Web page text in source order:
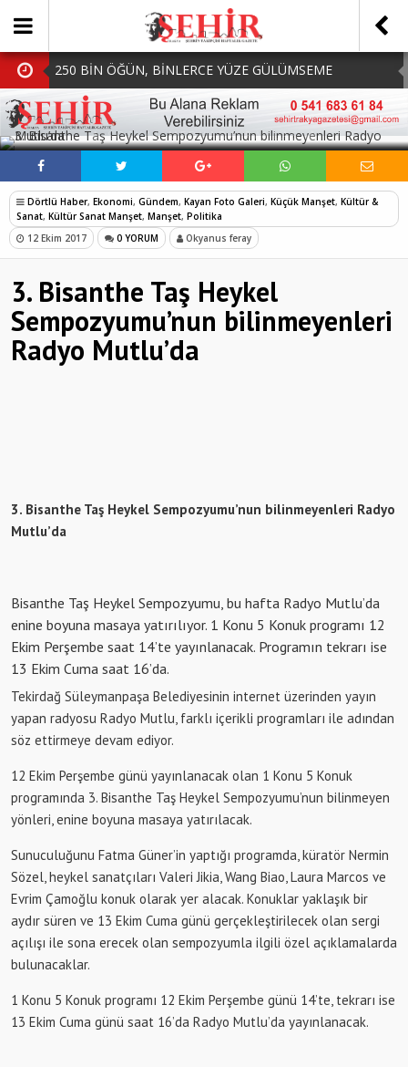
250 BİN ÖĞÜN, BİNLERCE YÜZE GÜLÜMSEME
BAŞKAN MÜGE YILDIZ TOPAK: ‘SOSYAL
BELEDİYECİLİKTE HİÇBİR HEMŞERİMİZİ YALNIZ
BIRAKMIYORUZ!’
MHP Çorlu İlçe Teşkilatında Yeni Dönem Başladı:
Mazbatalar Alındı
Dolu Vurdu, Büyükşehir Üreticiyi Yalnız Bırakmadı
SOFRALARDA BEREKETİ, GÖNÜLLERDE DAYANIŞMAYI
BÜYÜTÜYORUZ!
SOSYAL MEDYADA PAYLAŞ
Dörtlü Haber, Ekonomi, Gündem, Kayan Foto Galeri, Küçük Manşet, Kültür &
Sanat, Kültür Sanat Manşet, Manşet, Politika
12 Ekim 2017
0 YORUM Okyanus feray
3. Bisanthe Taş Heykel
Sempozyumu’nun bilinmeyenleri
Radyo Mutlu’da
3. Bisanthe Taş Heykel Sempozyumu’nun bilinmeyenleri Radyo
Mutlu’da
Bisanthe Taş Heykel Sempozyumu, bu hafta Radyo Mutlu’da
enine boyuna masaya yatırılıyor. 1 Konu 5 Konuk programı 12
Ekim Perşembe saat 14’te yayınlanacak. Programın tekrarı ise
13 Ekim Cuma saat 16’da.
Tekirdağ Süleymanpaşa Belediyesinin internet üzerinden yayın
yapan radyosu Radyo Mutlu, farklı içerikli programları ile adından
söz ettirmeye devam ediyor.
12 Ekim Perşembe günü yayınlanacak olan 1 Konu 5 Konuk
programında 3. Bisanthe Taş Heykel Sempozyumu’nun bilinmeyen
yönleri, enine boyuna masaya yatırılacak.
Sunuculuğunu Fatma Güner’in yaptığı programda, küratör Nermin
Sözel, heykel sanatçıları Valeri Jikia, Wang Biao, Laura Marcos ve
Evrim Çamoğlu konuk olarak yer alacak. Konuklar yaklaşık bir
aydır süren ve 13 Ekim Cuma günü gerçekleştirilecek olan sergi
açılışı ile sona erecek olan sempozyumla ilgili özel açıklamalarda
bulunacaklar.
1 Konu 5 Konuk programı 12 Ekim Perşembe günü 14’te, tekrarı ise
13 Ekim Cuma günü saat 16’da Radyo Mutlu’da yayınlanacak.